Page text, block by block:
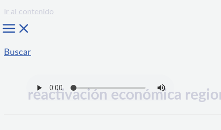
Ir al contenido
Buscar
reactivación económica